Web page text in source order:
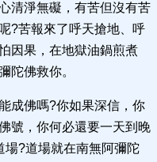
清淨無礙，有苦但沒有苦
?苦報來了呼天搶地、呼
因果，在地獄油鍋煎煮
陀佛救你。
成佛嗎?你如果深信，你
號，你何必還要一天到晚
場?道場就在南無阿彌陀